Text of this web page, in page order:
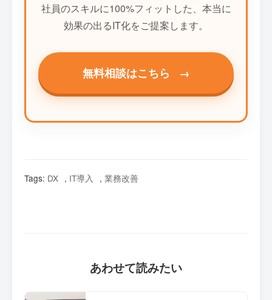
社員のスキルに100%フィットした、本当に
効果の出るIT化をご提案します。
無料相談はこちら →
Tags: DX , IT導入 , 業務改善
あわせて読みたい